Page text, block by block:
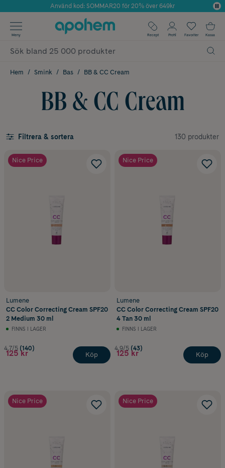
Årets Butik 2025 inom Skönhet
Använd kod: SOMMAR20 för 20% över 649kr
✓ Fri frakt
✓ Poäng på alla köp*
Meny Recept Profil Favoriter Kassa
Hem Smink Bas BB & CC Cream
BB & CC Cream
Filtrera & sortera 130 produkter
Nice Price
Lumene
CC Color Correcting Cream SPF20
2 Medium 30 ml
FINNS I LAGER
4.7/5 (140)
125 kr Köp
Nice Price
Lumene
CC Color Correcting Cream SPF20
4 Tan 30 ml
FINNS I LAGER
4.9/5 (43)
125 kr Köp
Nice Price Nice Price